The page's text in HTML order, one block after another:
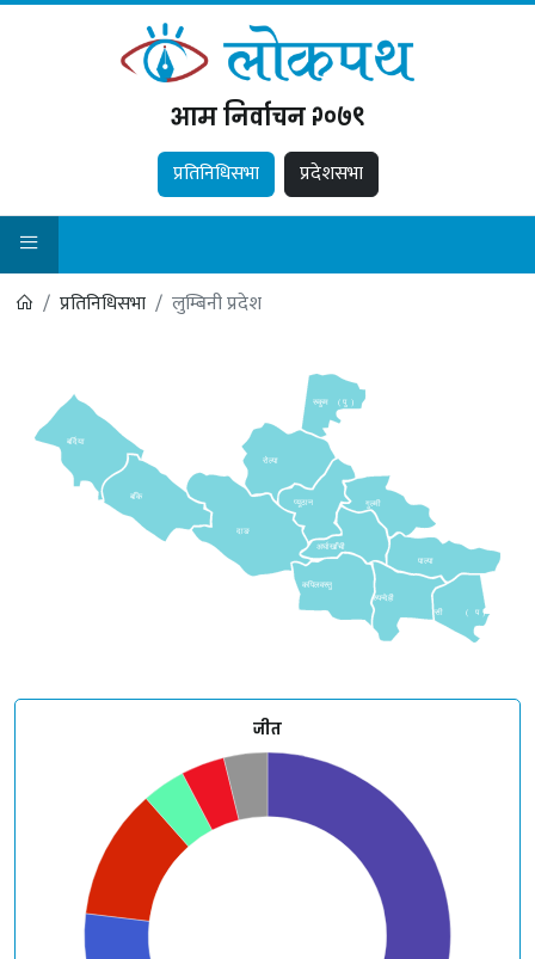
आम निर्वाचन २०७९
प्रतिनिधिसभा प्रदेशसभा
प्रतिनिधिसभा लुम्बिनी प्रदेश
नवलपरासी ( प )
रुकुम ( पु )
बर्दिया
बाँके
रोल्पा
दाङ
कपिलवस्तु
रुपन्देही
पाल्पा
अर्घाखाँची
प्यूठान गुल्मी
जीत